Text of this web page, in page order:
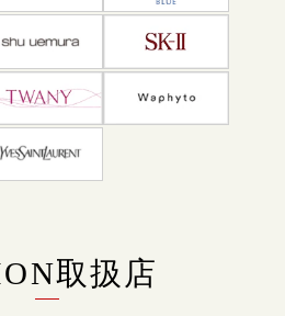
取扱店